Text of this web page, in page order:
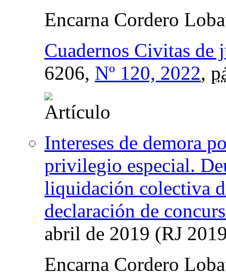
Encarna Cordero
Cuadernos Civitas
6206, Nº 120, 2022,
Intereses de demora
privilegio especial.
liquidación colectiva
declaración de
abril de 2019 (RJ
Encarna Cordero